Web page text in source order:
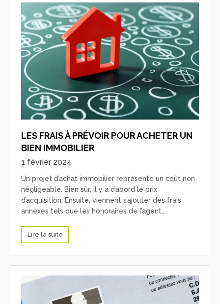
LES FRAIS À PRÉVOIR POUR ACHETER UN
BIEN IMMOBILIER
1 février 2024
Un projet d’achat immobilier représente un coût non
négligeable. Bien sûr, il y a d’abord le prix
d’acquisition. Ensuite, viennent s’ajouter des frais
annexes tels que les honoraires de l’agent…
Lire la suite